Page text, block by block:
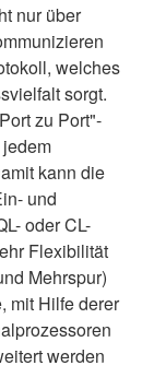
nur über
welches
sorgt.
zu Port"-
kann die
und
oder CL-
Flexibilität
Mehrspur)
mit Hilfe derer
werden